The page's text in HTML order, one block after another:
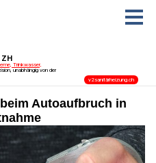
Autoaufbruch in